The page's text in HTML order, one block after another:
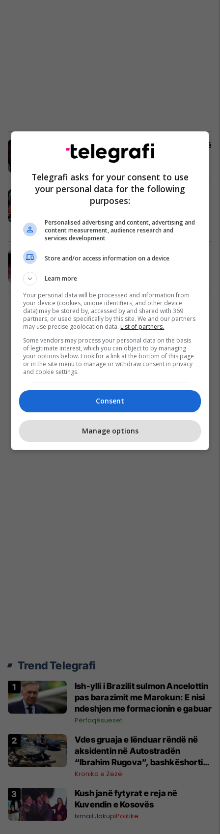
Renditen 25 sulmuesit më të mirë në
histori të Ligës Premier
Ian Wright: Nuk më pëlqen kur i
fishkëllejnë lojtarët, por Xhaka
Premier League 28/10/2019
Wright: Ozil do të luante më mirë te
Premier League
1
Trend Telegrafi
Ish-ylli i Brazilit sulmon Ancelottin
pas barazimit me Marokun: E nisi
ndeshjen me formacionin e gabuar
Përfaqësueset
Vdes gruaja e lënduar rëndë në
aksidentin në Autostradën
“Ibrahim Rugova”, bashkëshorti
në gjendje të rëndë
Kronika e Zezë
Kush janë fytyrat e reja në
Kuvendin e Kosovës
Ismail JakupiPolitikë
Telegrafi asks for your consent to use
your personal data for the following
purposes:
Personalised advertising and content, advertising and
content measurement, audience research and
services development
Store and/or access information on a device
Learn more
Your personal data will be processed and information from
your device (cookies, unique identifiers, and other device
data) may be stored by, accessed by and shared with 369
partners, or used specifically by this site. We and our partners
may use precise geolocation data. List of partners.
Some vendors may process your personal data on the basis
of legitimate interest, which you can object to by managing
your options below. Look for a link at the bottom of this page
or in the site menu to manage or withdraw consent in privacy
and cookie settings.
Consent
Manage options